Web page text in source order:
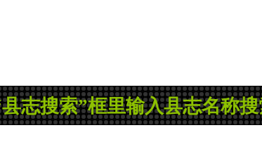
”框里输入县志名称搜索，